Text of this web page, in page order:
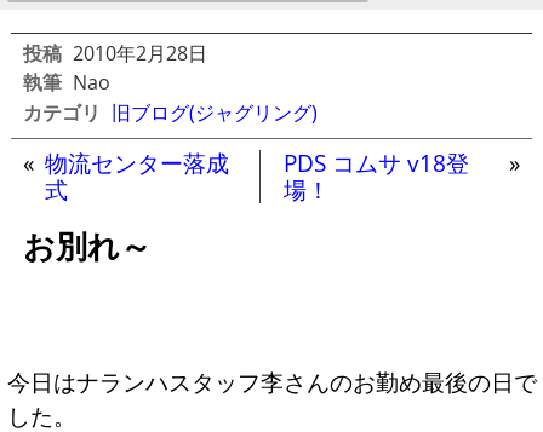
投稿 2010年2月28日
執筆 Nao
カテゴリ 旧ブログ(ジャグリング)
« 物流センター落成
式
PDS コムサ v18登
場！
»
お別れ～
今日はナランハスタッフ李さんのお勤め最後の日で
した。